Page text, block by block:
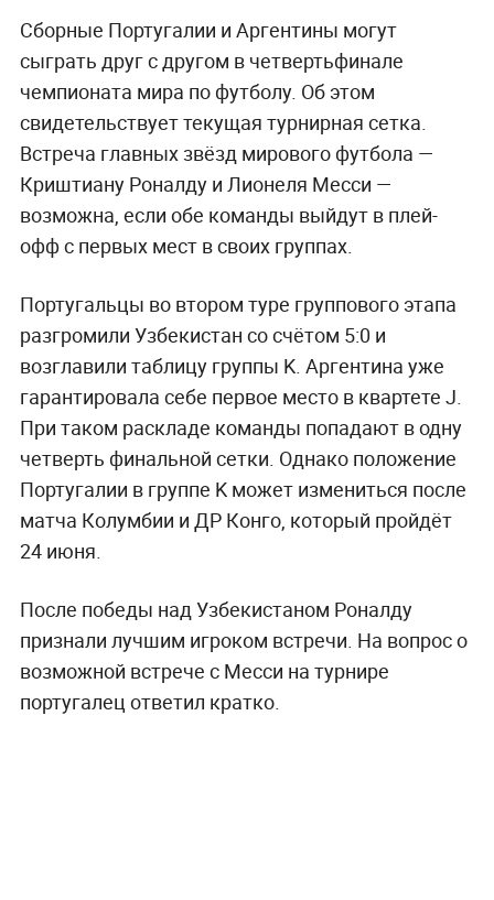
Сборные Португалии и Аргентины могут
сыграть друг с другом в четвертьфинале
чемпионата мира по футболу. Об этом
свидетельствует текущая турнирная сетка.
Встреча главных звёзд мирового футбола —
Криштиану Роналду и Лионеля Месси —
возможна, если обе команды выйдут в плей-
офф с первых мест в своих группах.
Португальцы во втором туре группового этапа
разгромили Узбекистан со счётом 5:0 и
возглавили таблицу группы K. Аргентина уже
гарантировала себе первое место в квартете J.
При таком раскладе команды попадают в одну
четверть финальной сетки. Однако положение
Португалии в группе K может измениться после
матча Колумбии и ДР Конго, который пройдёт
24 июня.
После победы над Узбекистаном Роналду
признали лучшим игроком встречи. На вопрос о
возможной встрече с Месси на турнире
португалец ответил кратко.